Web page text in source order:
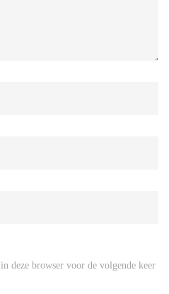
deze browser voor de volgende keer